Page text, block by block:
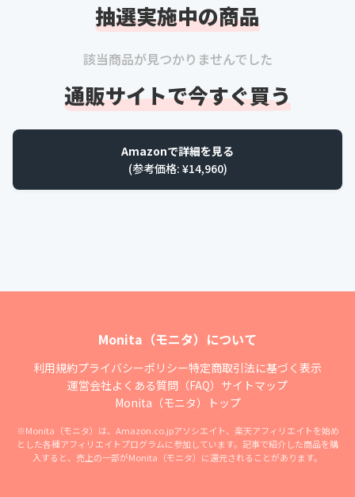
抽選実施中の商品
該当商品が見つかりませんでした
通販サイトで今すぐ買う
Amazonで詳細を見る
(参考価格: ¥14,960)
Monita（モニタ）について
利用規約プライバシーポリシー特定商取引法に基づく表示
運営会社よくある質問（FAQ） サイトマップ
Monita（モニタ）トップ
※Monita（モニタ）は、Amazon.co.jpアソシエイト、楽天アフィリエイトを始め
とした各種アフィリエイトプログラムに参加しています。記事で紹介した商品を購
入すると、売上の一部がMonita（モニタ）に還元されることがあります。